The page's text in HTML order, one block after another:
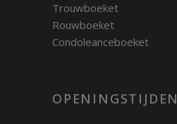
Trouwboeket
Rouwboeket
Condoleanceboeket
OPENINGSTIJDEN